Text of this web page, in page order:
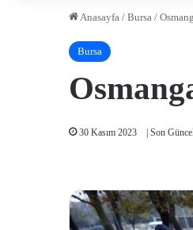
Anasayfa / Bursa /
Bursa
30 Kasım 2023 | Son